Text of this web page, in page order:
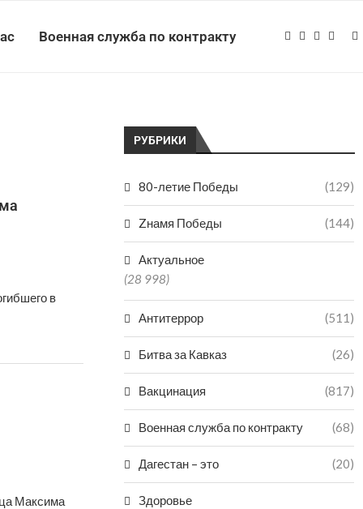
Военная служба по контракту
в
Максима
РУБРИКИ
80-летие Победы (129)
Zнамя Победы (144)
Актуальное
(28 998)
Антитеррор (511)
Битва за Кавказ (26)
Вакцинация (817)
Военная служба по контракту (68)
Дагестан – это (20)
Здоровье